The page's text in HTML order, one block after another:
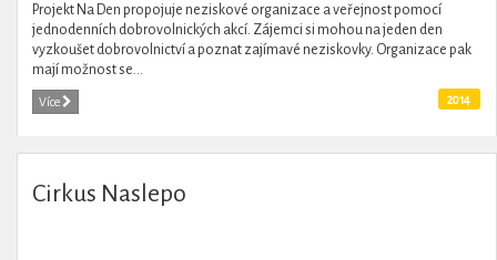
Projekt Na Den propojuje neziskové organizace a veřejnost pomocí
jednodenních dobrovolnických akcí. Zájemci si mohou na jeden den
vyzkoušet dobrovolnictví a poznat zajímavé neziskovky. Organizace pak
mají možnost se...
Více 2014
Cirkus Naslepo